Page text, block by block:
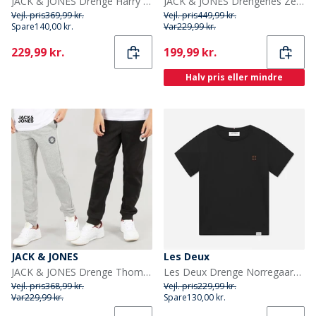
Vejl. pris369,99 kr.
Spare140,00 kr.
Current
229,99 kr.
Vejl. pris449,99 kr.
Var229,99 kr.
Current
199,99 kr.
Halv pris eller mindre
JACK & JONES
JACK & JONES Drenge Thomas Joggingbukser 2-pak Lys grå Melange/Sort
Vejl. pris368,99 kr.
Var229,99 kr.
Les Deux
Les Deux Drenge Norregaard T Shirt Sort/Orange
Vejl. pris229,99 kr.
Spare130,00 kr.